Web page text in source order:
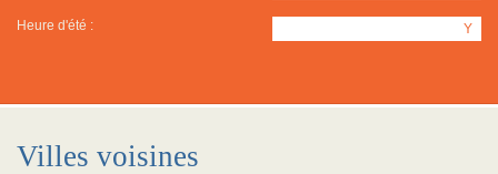
Heure d'été : Y
Villes voisines